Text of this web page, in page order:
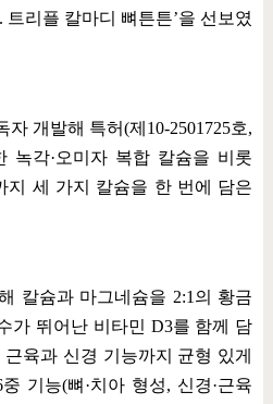
. 트리플 칼마디 뼈튼튼’을 선보였
자 개발해 특허(제 10-2501725호,
녹각·오미자 복합 칼슘을 비롯
지 세 가지 칼슘을 한 번에 담은
칼슘과 마그네슘을 2:1 의 황금
가 뛰어난 비타민 D3를 함께 담
육과 신경 기능까지 균형 있게
중 기능(뼈 ·치아 형성, 신경·근육